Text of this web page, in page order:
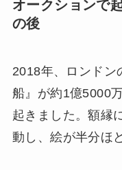
オークションで
の後
2018年、ロンドン
船』が約1億5000
起きました。額縁
動し、絵が半分ほ